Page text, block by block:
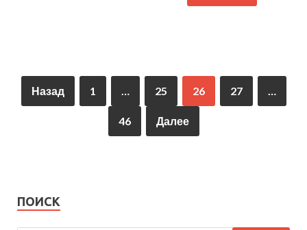
Назад 1 25 26 27
46 Далее
ПОИСК